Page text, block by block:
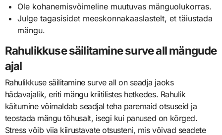
Ole kohanemisvõimeline muutuvas mänguolukorras.
Julge tagasisidet meeskonnakaaslastelt, et täiustada
mängu.
Rahulikkuse säilitamine surve all mängude
ajal
Rahulikkuse säilitamine surve all on seadja jaoks
hädavajalik, eriti mängu kriitilistes hetkedes. Rahulik
käitumine võimaldab seadjal teha paremaid otsuseid ja
teostada mängu tõhusalt, isegi kui panused on kõrged.
Stress võib viia kiirustavate otsusteni, mis võivad seadete